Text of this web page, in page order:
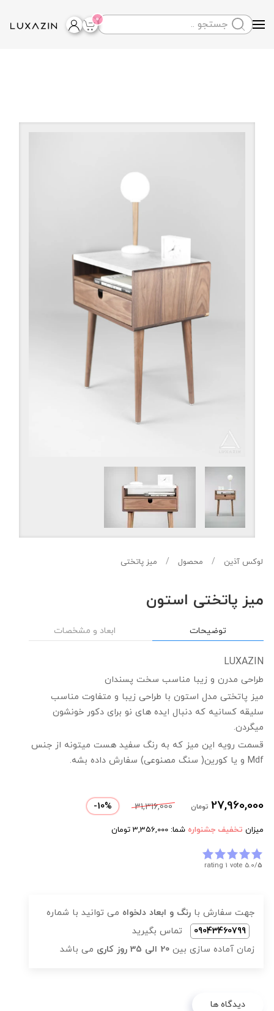
Skip to main content
0
لوکس آذین محصول میز پاتختی
میز پاتختی استون
توضیحات ابعاد و مشخصات
LUXAZIN
طراحی مدرن و زیبا مناسب سخت پسندان
میز پاتختی مدل استون با طراحی زیبا و متفاوت مناسب
سلیقه کسانیه که دنبال ایده های نو برای دکور خونشون
میگردن.
قسمت رویه این میز که به رنگ سفید هست میتونه از جنس
Mdf و یا کورین( سنگ مصنوعی) سفارش داده بشه.
27,960,000 تومان 31,316,000
10%
-
میزان تخفیف جشنواره شما: 3,356,000 تومان
5.0/5
rating 1 vote
جهت سفارش با رنگ و ابعاد دلخواه می توانید با شماره
09043460799
تماس بگیرید
زمان آماده سازی بین 20 الی 35 روز کاری می باشد
دیدگاه ها